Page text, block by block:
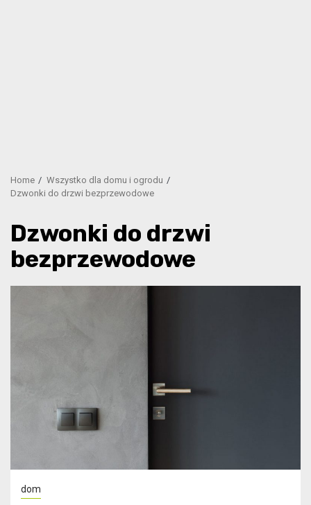
Home
Wszystko dla domu i ogrodu
Dzwonki do drzwi bezprzewodowe
Dzwonki do drzwi
bezprzewodowe
dom